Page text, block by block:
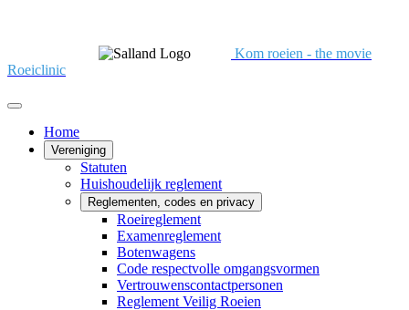
Kom roeien - the movie
Roeiclinic
Home
Vereniging
Statuten
Huishoudelijk reglement
Reglementen, codes en privacy
Roeireglement
Examenreglement
Botenwagens
Code respectvolle omgangsvormen
Vertrouwenscontactpersonen
Reglement Veilig Roeien